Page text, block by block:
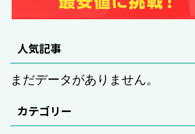
人気記事
まだデータがありません。
カテゴリー